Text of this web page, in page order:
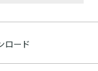
ロード